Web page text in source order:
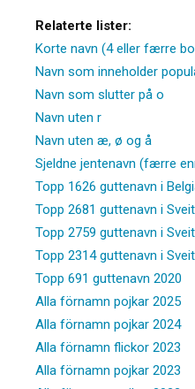
Relaterte lister:
Korte navn (4 eller færre
Navn som inneholder
Navn som slutter på o
Navn uten r
Navn uten æ, ø og å
Sjeldne jentenavn (færre
Topp 1626 guttenavn i
Topp 2681 guttenavn i
Topp 2759 guttenavn i
Topp 2314 guttenavn i
Topp 691 guttenavn 2020
Alla förnamn pojkar 2025
Alla förnamn pojkar 2024
Alla förnamn flickor 2023
Alla förnamn pojkar 2023